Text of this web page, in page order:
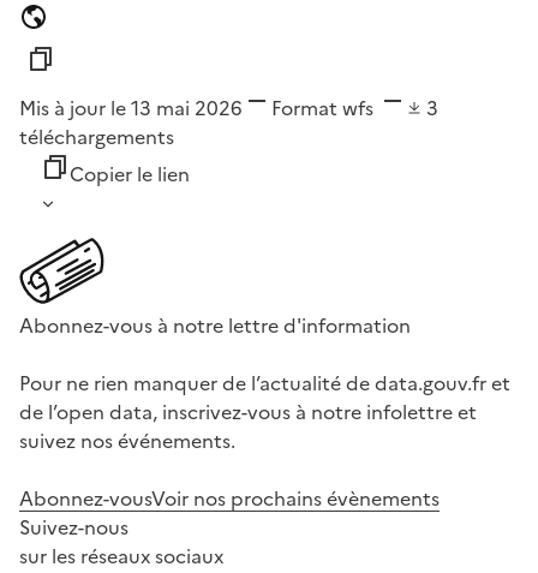
Mis à jour le 13 mai 2026 Format wfs
3
téléchargements
Copier le lien
Abonnez-vous à notre lettre d'information
Pour ne rien manquer de l’actualité de data.gouv.fr et
de l’open data, inscrivez-vous à notre infolettre et
suivez nos événements.
Abonnez-vousVoir nos prochains évènements
Suivez-nous
sur les réseaux sociaux